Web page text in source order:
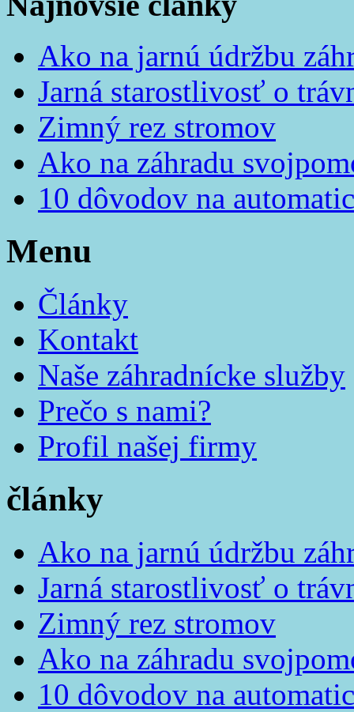
Ako na jarnú údržbu
Jarná starostlivosť o
Zimný rez stromov
Ako na záhradu
10 dôvodov na
Menu
Články
Kontakt
Naše záhradnícke služby
Prečo s nami?
Profil našej firmy
články
Ako na jarnú údržbu
Jarná starostlivosť o
Zimný rez stromov
Ako na záhradu
10 dôvodov na